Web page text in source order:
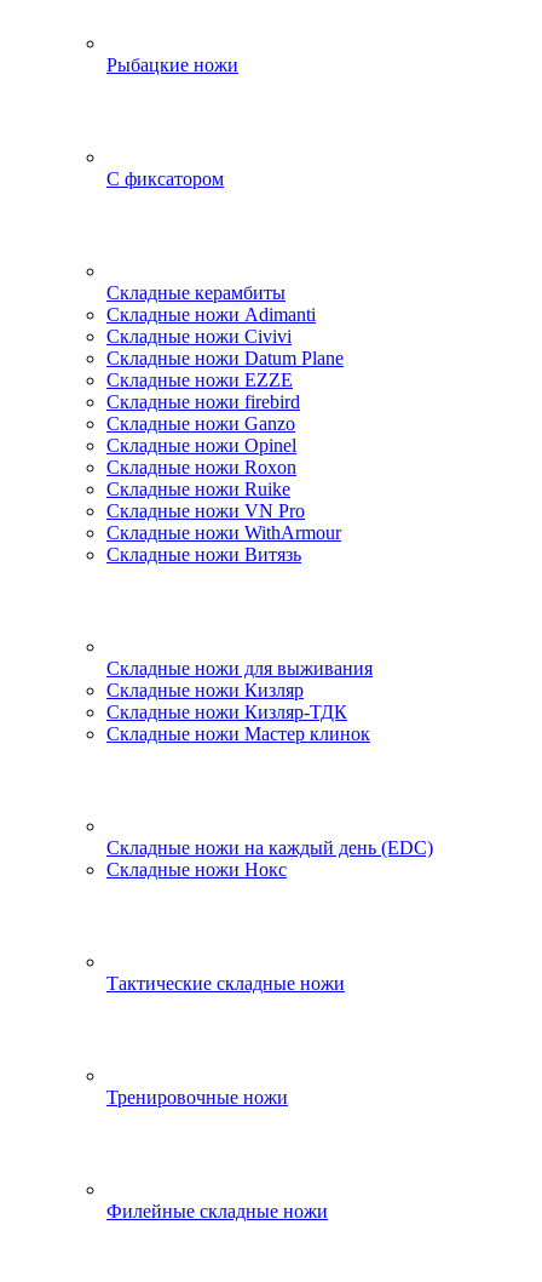
Рыбацкие ножи
С фиксатором
Складные керамбиты
Складные ножи Adimanti
Складные ножи Civivi
Складные ножи Datum Plane
Складные ножи EZZE
Складные ножи firebird
Складные ножи Ganzo
Складные ножи Opinel
Складные ножи Roxon
Складные ножи Ruike
Складные ножи VN Pro
Складные ножи WithArmour
Складные ножи Витязь
Складные ножи для выживания
Складные ножи Кизляр
Складные ножи Кизляр-ТДК
Складные ножи Мастер клинок
Складные ножи на каждый день (EDC)
Складные ножи Нокс
Тактические складные ножи
Тренировочные ножи
Филейные складные ножи